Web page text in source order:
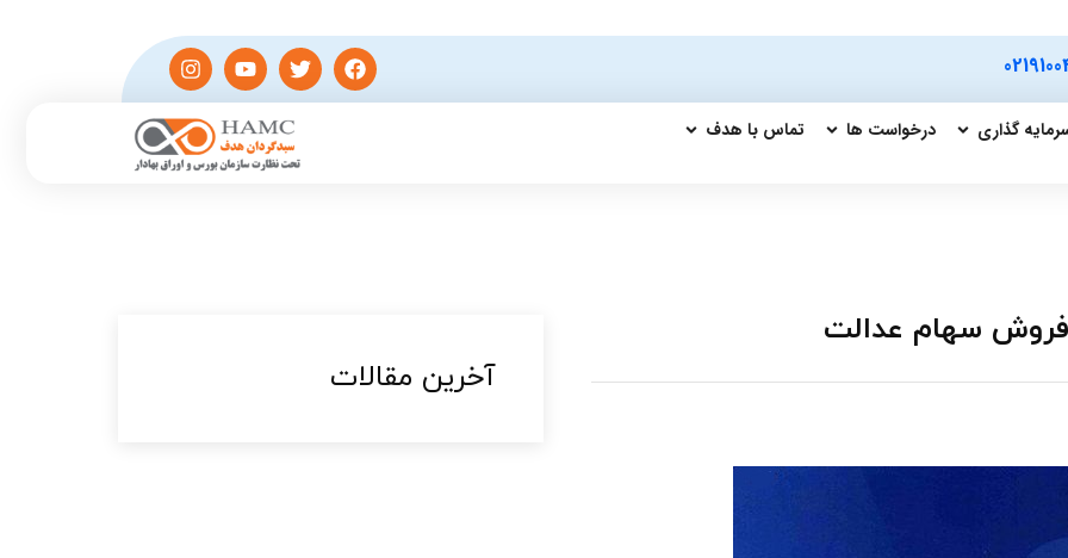
گذاری درخواست ها تماس با هدف
سهام عدالت
آخرین مقالات​